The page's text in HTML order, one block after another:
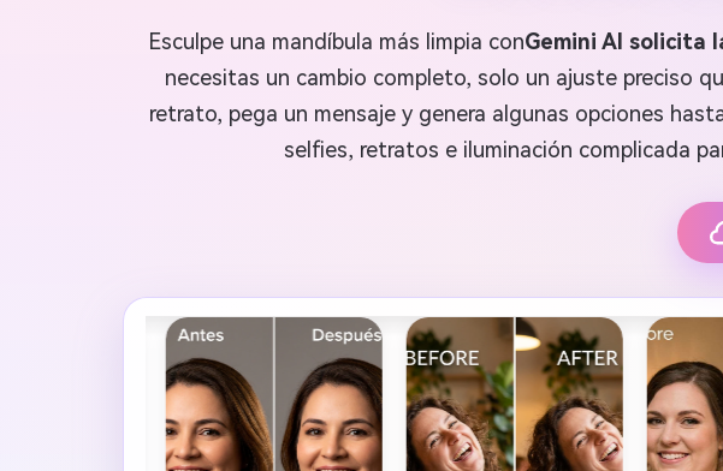
Esculpe una mandíbula más limpia conGemini AI solicita
necesitas un cambio completo, solo un ajuste preciso
retrato, pega un mensaje y genera algunas opciones
selfies, retratos e iluminación complicada